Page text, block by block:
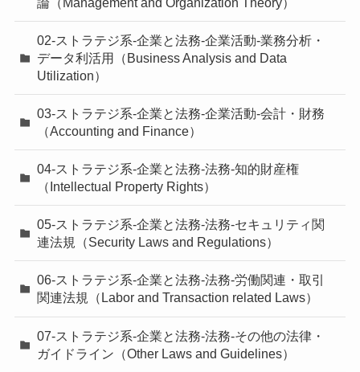
02-ストラテジ系-企業と法務-企業活動-業務分析・
データ利活用（Business Analysis and Data
Utilization）
03-ストラテジ系-企業と法務-企業活動-会計・財務
（Accounting and Finance）
04-ストラテジ系-企業と法務-法務-知的財産権
（Intellectual Property Rights）
05-ストラテジ系-企業と法務-法務-セキュリティ関
連法規（Security Laws and Regulations）
06-ストラテジ系-企業と法務-法務-労働関連・取引
関連法規（Labor and Transaction related Laws）
07-ストラテジ系-企業と法務-法務-その他の法律・
ガイドライン（Other Laws and Guidelines）